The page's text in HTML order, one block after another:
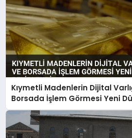
Kıymetli Madenlerin Dijital
Borsada İşlem Görmesi Yeni
Belirlendi